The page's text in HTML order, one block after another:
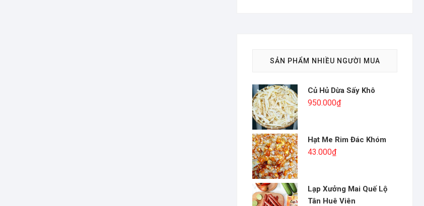
SẢN PHẨM NHIỀU NGƯỜI MUA
Củ Hủ Dừa Sấy Khô
950.000₫
Hạt Me Rim Đác Khóm
43.000₫
Lạp Xưởng Mai Quế Lộ
Tân Huê Viên